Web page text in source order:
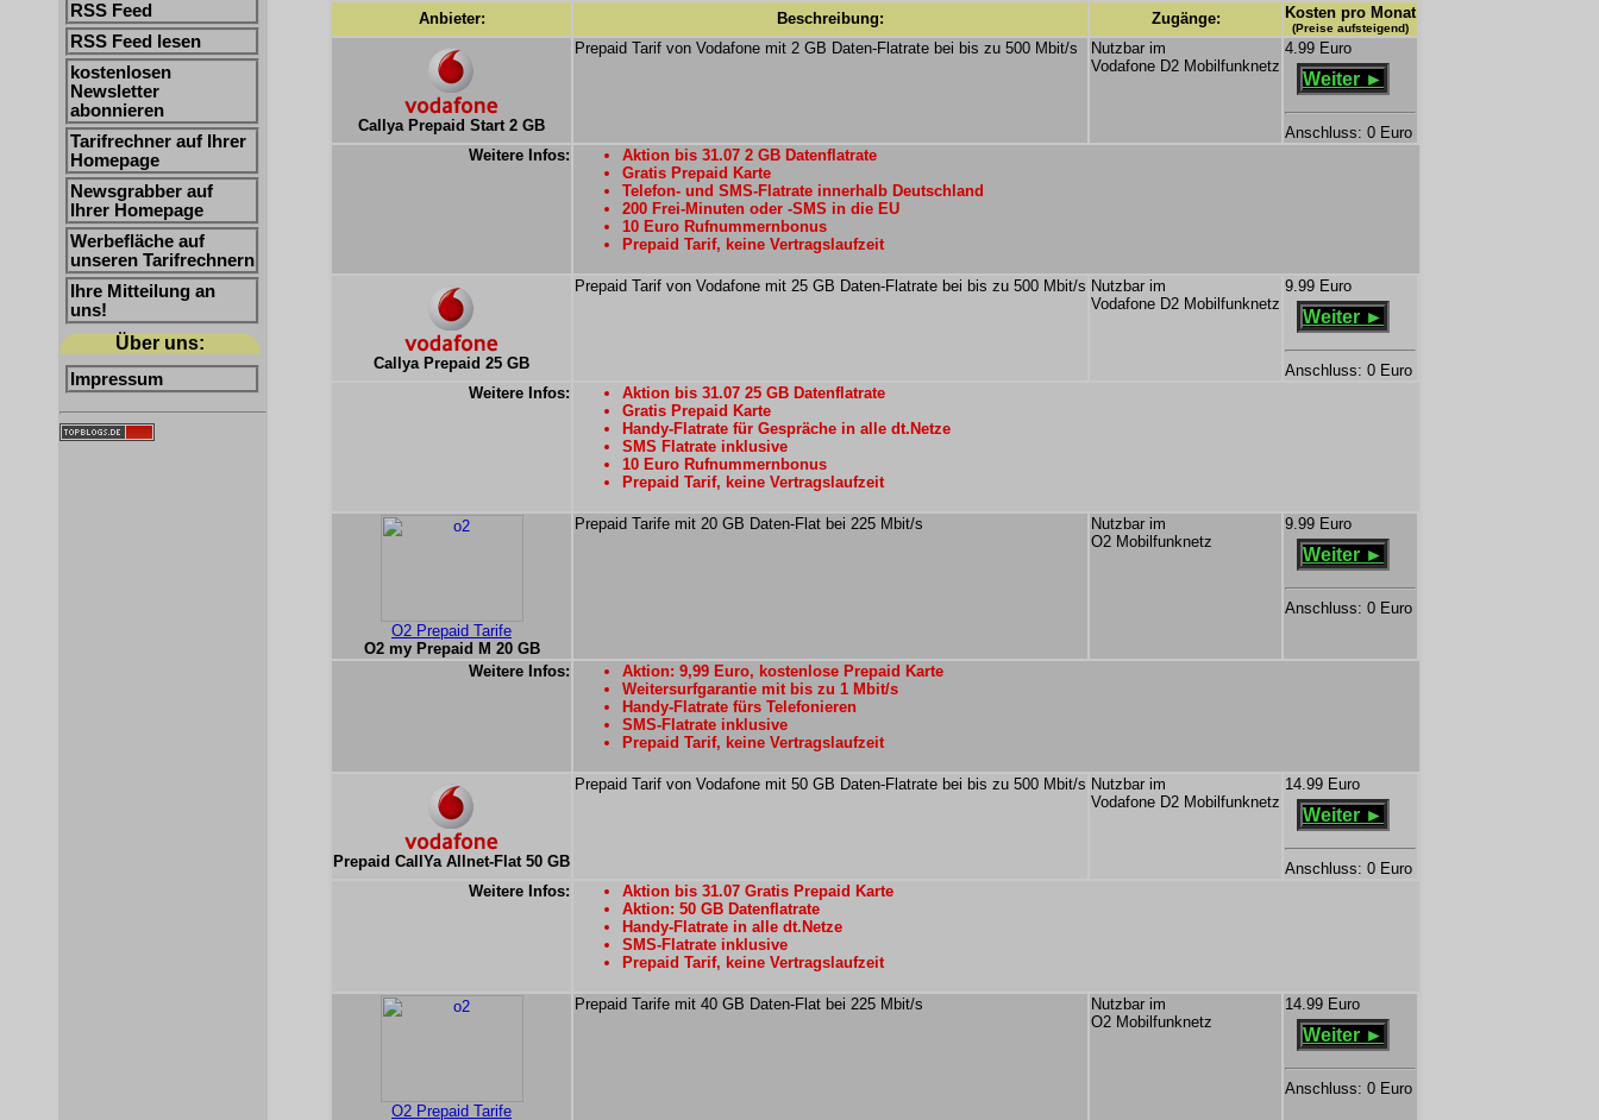
RSS Feed
RSS Feed lesen
kostenlosen
Newsletter
abonnieren
Tarifrechner auf Ihrer
Homepage
Newsgrabber auf
Ihrer Homepage
Werbefläche auf
unseren Tarifrechnern
Ihre Mitteilung an
uns!
Über uns:
Impressum
Anbieter: Beschreibung: Zugänge: Kosten pro Monat
(Preise aufsteigend)
Callya Prepaid Start 2 GB
Prepaid Tarif von Vodafone mit 2 GB Daten-Flatrate bei bis zu 500 Mbit/s
Nutzbar im
Vodafone D2 Mobilfunknetz
4.99 Euro
Weiter ►
Anschluss: 0 Euro
Weitere Infos:
Aktion bis 31.07 2 GB Datenflatrate
Gratis Prepaid Karte
Telefon- und SMS-Flatrate innerhalb Deutschland
200 Frei-Minuten oder -SMS in die EU
10 Euro Rufnummernbonus
Prepaid Tarif, keine Vertragslaufzeit
Callya Prepaid 25 GB
Prepaid Tarif von Vodafone mit 25 GB Daten-Flatrate bei bis zu 500 Mbit/s Nutzbar im
Vodafone D2 Mobilfunknetz
9.99 Euro
Weiter ►
Anschluss: 0 Euro
Weitere Infos:
Aktion bis 31.07 25 GB Datenflatrate
Gratis Prepaid Karte
Handy-Flatrate für Gespräche in alle dt.Netze
SMS Flatrate inklusive
10 Euro Rufnummernbonus
Prepaid Tarif, keine Vertragslaufzeit
O2 Prepaid Tarife
O2 my Prepaid M 20 GB
Prepaid Tarife mit 20 GB Daten-Flat bei 225 Mbit/s
Nutzbar im
O2 Mobilfunknetz
9.99 Euro
Weiter ►
Anschluss: 0 Euro
Weitere Infos:
Aktion: 9,99 Euro, kostenlose Prepaid Karte
Weitersurfgarantie mit bis zu 1 Mbit/s
Handy-Flatrate fürs Telefonieren
SMS-Flatrate inklusive
Prepaid Tarif, keine Vertragslaufzeit
Prepaid CallYa Allnet-Flat 50 GB
Prepaid Tarif von Vodafone mit 50 GB Daten-Flatrate bei bis zu 500 Mbit/s Nutzbar im
Vodafone D2 Mobilfunknetz
14.99 Euro
Weiter ►
Anschluss: 0 Euro
Weitere Infos:
Aktion bis 31.07 Gratis Prepaid Karte
Aktion: 50 GB Datenflatrate
Handy-Flatrate in alle dt.Netze
SMS-Flatrate inklusive
Prepaid Tarif, keine Vertragslaufzeit
O2 Prepaid Tarife
Prepaid Tarife mit 40 GB Daten-Flat bei 225 Mbit/s
Nutzbar im
O2 Mobilfunknetz
14.99 Euro
Weiter ►
Anschluss: 0 Euro